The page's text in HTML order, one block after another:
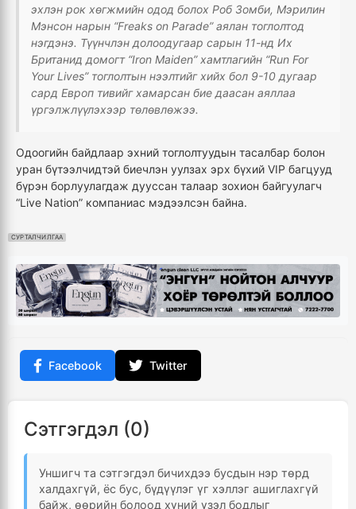
эхлэн рок хөгжмийн одод болох Роб Зомби, Мэрилин
Мэнсон нарын “Freaks on Parade” аялан тоглолтод
нэгдэнэ. Түүнчлэн долоодугаар сарын 11-нд Их
Британид домогт “Iron Maiden” хамтлагийн “Run For
Your Lives” тоглолтын нээлтийг хийх бол 9-10 дугаар
сард Европ тивийг хамарсан бие даасан аяллаа
үргэлжлүүлэхээр төлөвлөжээ.
Одоогийн байдлаар эхний тоглолтуудын тасалбар болон
уран бүтээлчидтэй биечлэн уулзах эрх бүхий VIP багцууд
бүрэн борлуулагдаж дууссан талаар зохион байгуулагч
“Live Nation” компаниас мэдээлсэн байна.
СУРТАЛЧИЛГАА
Facebook Twitter
Сэтгэгдэл (0)
Уншигч та сэтгэгдэл бичихдээ бусдын нэр төрд
халдахгүй, ёс бус, бүдүүлэг үг хэллэг ашиглахгүй
байж, өөрийн болоод хүний үзэл бодлыг